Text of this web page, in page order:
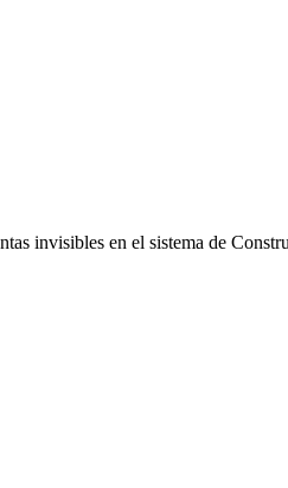
invisibles en el sistema de